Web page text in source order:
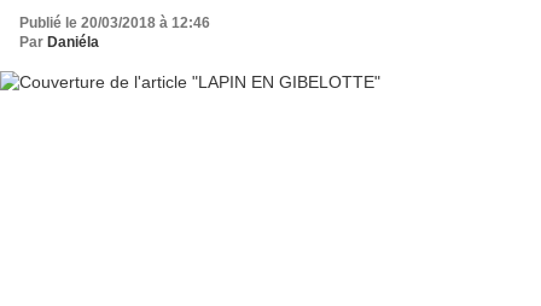
Publié le 20/03/2018 à 12:46
Par Daniéla